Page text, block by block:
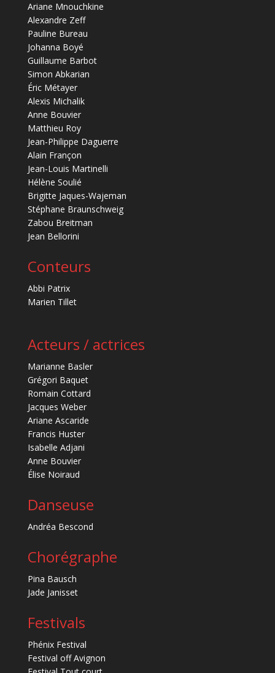
Ariane Mnouchkine
Alexandre Zeff
Pauline Bureau
Johanna Boyé
Guillaume Barbot
Simon Abkarian
Éric Métayer
Alexis Michalik
Anne Bouvier
Matthieu Roy
Jean-Philippe Daguerre
Alain Françon
Jean-Louis Martinelli
Hélène Soulié
Brigitte Jaques-Wajeman
Stéphane Braunschweig
Zabou Breitman
Jean Bellorini
Conteurs
Abbi Patrix
Marien Tillet
Acteurs / actrices
Marianne Basler
Grégori Baquet
Romain Cottard
Jacques Weber
Ariane Ascaride
Francis Huster
Isabelle Adjani
Anne Bouvier
Élise Noiraud
Danseuse
Andréa Bescond
Chorégraphe
Pina Bausch
Jade Janisset
Festivals
Phénix Festival
Festival off Avignon